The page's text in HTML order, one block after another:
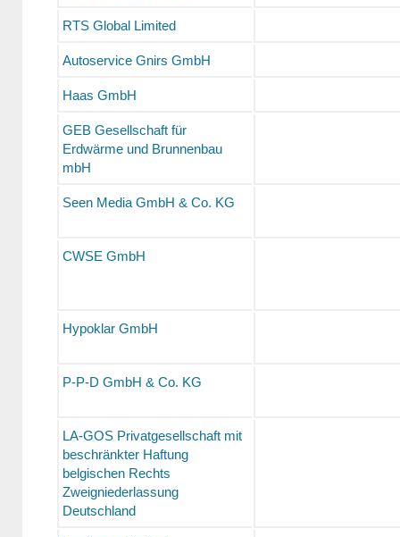
RTS Global Limited
Autoservice Gnirs GmbH
Haas GmbH
GEB Gesellschaft für
Erdwärme und Brunnenbau
mbH
Seen Media GmbH & Co. KG
CWSE GmbH
Hypoklar GmbH
P-P-D GmbH & Co. KG
LA-GOS Privatgesellschaft mit
beschränkter Haftung
belgischen Rechts
Zweigniederlassung
Deutschland